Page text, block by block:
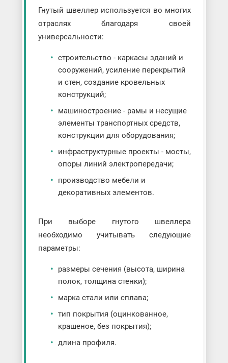
Гнутый швеллер используется во многих
отраслях благодаря своей
универсальности:
строительство - каркасы зданий и
сооружений, усиление перекрытий
и стен, создание кровельных
конструкций;
машиностроение - рамы и несущие
элементы транспортных средств,
конструкции для оборудования;
инфраструктурные проекты - мосты,
опоры линий электропередачи;
производство мебели и
декоративных элементов.
При выборе гнутого швеллера
необходимо учитывать следующие
параметры:
размеры сечения (высота, ширина
полок, толщина стенки);
марка стали или сплава;
тип покрытия (оцинкованное,
крашеное, без покрытия);
длина профиля.